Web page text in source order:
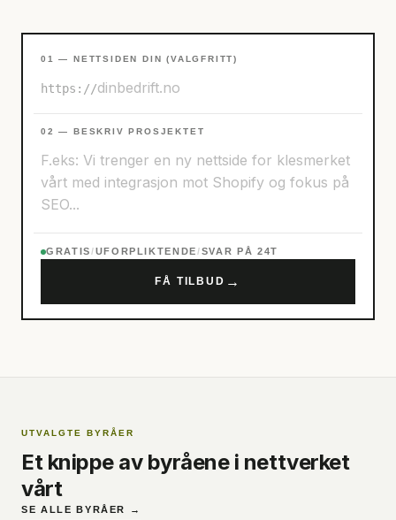
01 — NETTSIDEN DIN (VALGFRITT)
https://
02 — BESKRIV PROSJEKTET
GRATIS/UFORPLIKTENDE/SVAR PÅ 24T
FÅ TILBUD →
UTVALGTE BYRÅER
Et knippe av byråene i nettverket
vårt
SE ALLE BYRÅER →